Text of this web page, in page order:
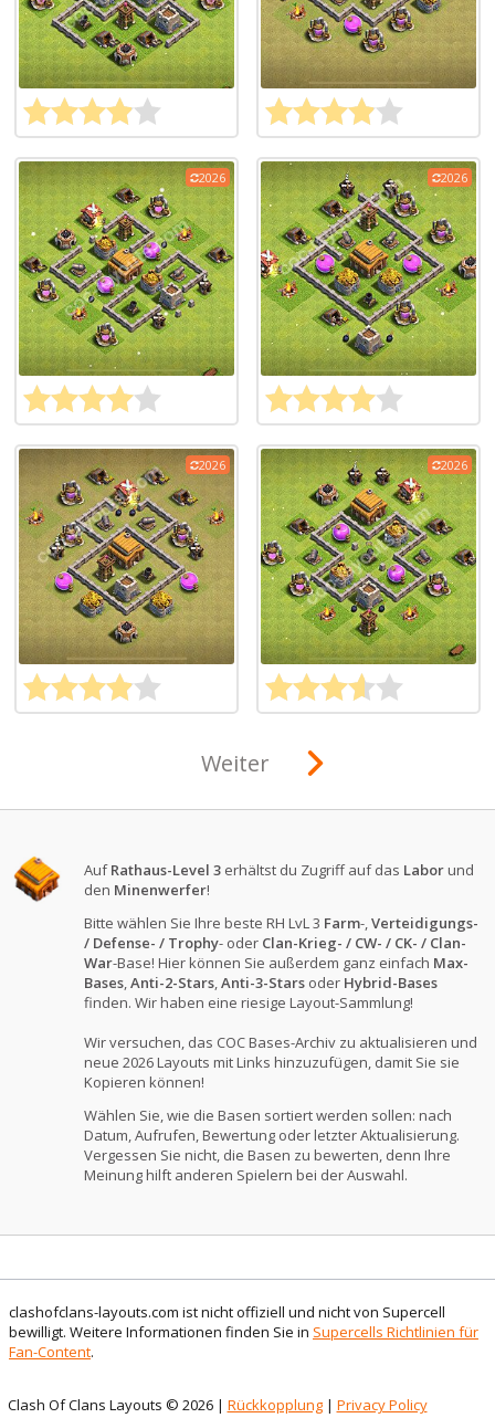
2026 2026
2026 2026
Weiter
AufRathaus-Level 3 erhältst du Zugriff auf das Laborund
den Minenwerfer!
Bitte wählen Sie Ihre beste RH LvL 3 Farm-,Verteidigungs-
/ Defense- / Trophy- oder Clan-Krieg- / CW- / CK- / Clan-
War-Base! Hier können Sie außerdem ganz einfach Max-
Bases,Anti-2-Stars,Anti-3-Stars oder Hybrid-Bases
finden. Wir haben eine riesige Layout-Sammlung!
Wir versuchen, das COC Bases-Archiv zu aktualisieren und
neue 2026 Layouts mit Links hinzuzufügen, damit Sie sie
Kopieren können!
Wählen Sie, wie die Basen sortiert werden sollen: nach
Datum, Aufrufen, Bewertung oder letzter Aktualisierung.
Vergessen Sie nicht, die Basen zu bewerten, denn Ihre
Meinung hilft anderen Spielern bei der Auswahl.
clashofclans-layouts.com ist nicht offiziell und nicht von Supercell
bewilligt. Weitere Informationen finden Sie in Supercells Richtlinien für
Fan-Content.
Clash Of Clans Layouts © 2026 | Rückkopplung| Privacy Policy